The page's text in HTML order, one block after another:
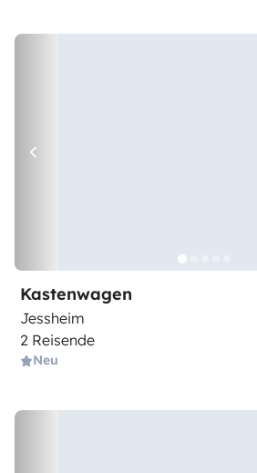
Kastenwagen
Jessheim
2 Reisende
Neu